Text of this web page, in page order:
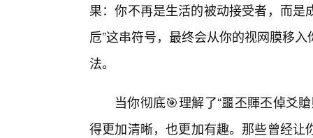
果：你不再是生活的被动接受者，而是
卮”这串符号，最终会从你的视网膜移
法。
当你彻底🎯理解了“噩丕賱丕倬爻
得更加清晰，也更加有趣。那些曾经